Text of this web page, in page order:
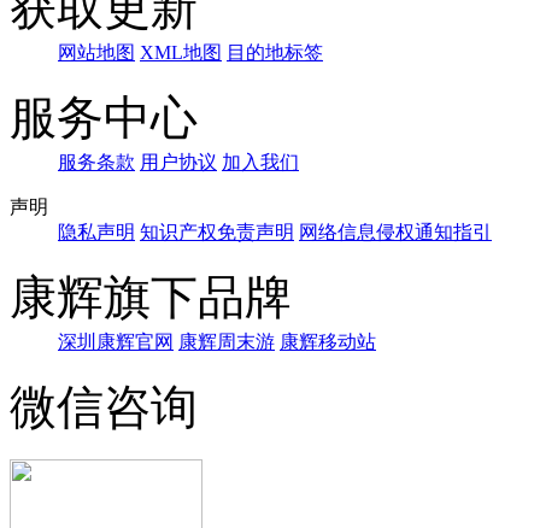
网站地图 XML地图 目的地标签
服务中心
服务条款 用户协议 加入我们
声明
隐私声明 知识产权免责声明 网络信息侵权通知指引
康辉旗下品牌
深圳康辉官网 康辉周末游 康辉移动站
微信咨询